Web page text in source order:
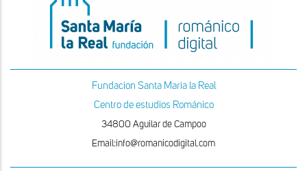
Fundacion Santa Maria la Real
Centro de estudios Románico
34800 Aguilar de Campoo
Email:info@romanicodigital.com